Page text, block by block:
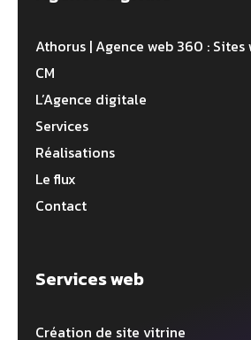
Athorus | Agence web 360 : Sites
CM
L’Agence digitale
Services
Réalisations
Le flux
Contact
Services web
Création de site vitrine